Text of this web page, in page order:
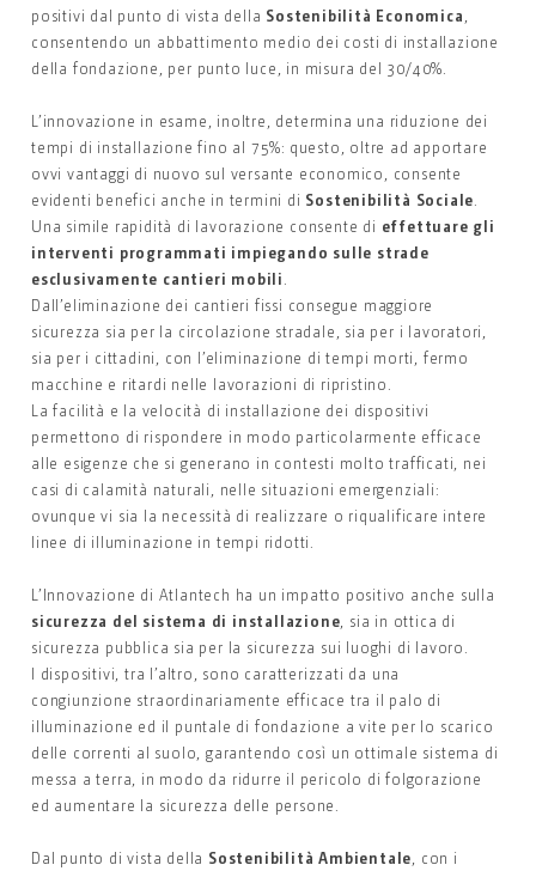
positivi dal punto di vista della Sostenibilità Economica
consentendo un abbattimento medio dei costi di installazione
della fondazione, per punto luce, in misura del 30/40%.
L’innovazione in esame, inoltre, determina una riduzione dei
tempi di installazione fino al 75%: questo, oltre ad apportare
ovvi vantaggi di nuovo sul versante economico, consente
evidenti benefici anche in termini di Sostenibilità Sociale
Una simile rapidità di lavorazione consente di effettuare gli
interventi programmati impiegando sulle strade
esclusivamente cantieri mobili
Dall’eliminazione dei cantieri fissi consegue maggiore
sicurezza sia per la circolazione stradale, sia per i lavoratori,
sia per i cittadini, con l’eliminazione di tempi morti, fermo
macchine e ritardi nelle lavorazioni di ripristino.
La facilità e la velocità di installazione dei dispositivi
permettono di rispondere in modo particolarmente efficace
alle esigenze che si generano in contesti molto trafficati, nei
casi di calamità naturali, nelle situazioni emergenziali:
ovunque vi sia la necessità di realizzare o riqualificare intere
linee di illuminazione in tempi ridotti.
L’Innovazione di Atlantech ha un impatto positivo anche sulla
sicurezza del sistema di installazione , sia in ottica di
sicurezza pubblica sia per la sicurezza sui luoghi di lavoro.
I dispositivi, tra l’altro, sono caratterizzati da una
congiunzione straordinariamente efficace tra il palo di
illuminazione ed il puntale di fondazione a vite per lo scarico
delle correnti al suolo, garantendo così un ottimale sistema di
messa a terra, in modo da ridurre il pericolo di folgorazione
ed aumentare la sicurezza delle persone.
Dal punto di vista della Sostenibilità Ambientale , con i